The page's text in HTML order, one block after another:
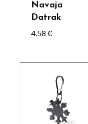
Navaja
Datrak
4,58 €
pueden
elegir
en
producto
producto
tiene
múltiples